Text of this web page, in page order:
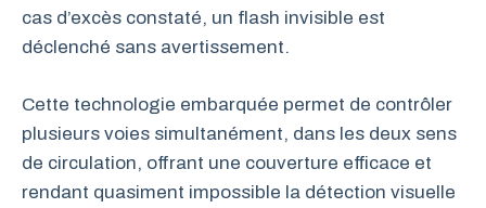
cas d’excès constaté, un flash invisible est
déclenché sans avertissement.
Cette technologie embarquée permet de contrôler
plusieurs voies simultanément, dans les deux sens
de circulation, offrant une couverture efficace et
rendant quasiment impossible la détection visuelle